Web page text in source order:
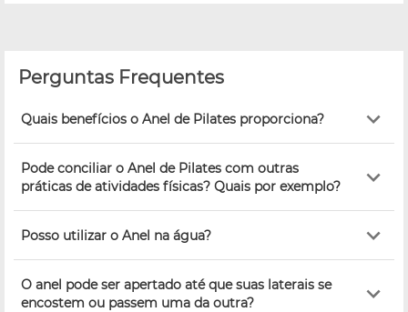
Perguntas Frequentes
Quais benefícios o Anel de Pilates proporciona?
Pode conciliar o Anel de Pilates com outras
práticas de atividades físicas? Quais por exemplo?
Posso utilizar o Anel na água?
O anel pode ser apertado até que suas laterais se
encostem ou passem uma da outra?